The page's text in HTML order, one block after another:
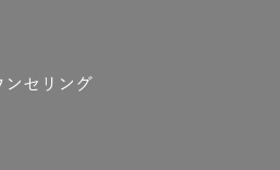
ンセリング